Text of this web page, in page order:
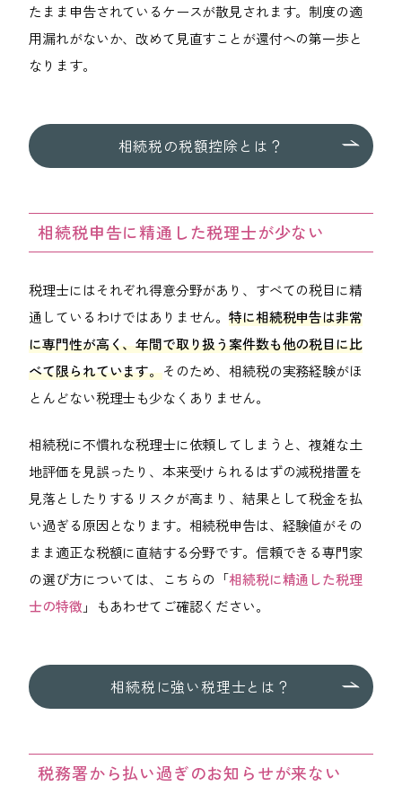
たまま申告されているケースが散見されます。制度の適
用漏れがないか、改めて見直すことが還付への第一歩と
なります。
相続税の税額控除とは？
相続税申告に精通した税理士が少ない
税理士にはそれぞれ得意分野があり、すべての税目に精
通しているわけではありません。特に相続税申告は非常
に専門性が高く、年間で取り扱う案件数も他の税目に比
べて限られています。そのため、相続税の実務経験がほ
とんどない税理士も少なくありません。
相続税に不慣れな税理士に依頼してしまうと、複雑な土
地評価を見誤ったり、本来受けられるはずの減税措置を
見落としたりするリスクが高まり、結果として税金を払
い過ぎる原因となります。相続税申告は、経験値がその
まま適正な税額に直結する分野です。信頼できる専門家
の選び方については、こちらの「相続税に精通した税理
士の特徴 」もあわせてご確認ください。
相続税に強い税理士とは？
税務署から払い過ぎのお知らせが来ない